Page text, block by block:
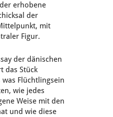
erhobene
der
mit
Figur.
der dänischen
das Stück
Flüchtlingsein
wie jedes
Weise mit den
und wie diese